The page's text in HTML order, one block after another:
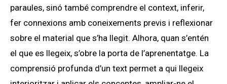
paraules, sinó també comprendre el context, inferir,
fer connexions amb coneixements previs i reflexionar
sobre el material que s’ha llegit. Alhora, quan s’entén
el que es llegeix, s’obre la porta de l’aprenentatge. La
comprensió profunda d’un text permet a qui llegeix